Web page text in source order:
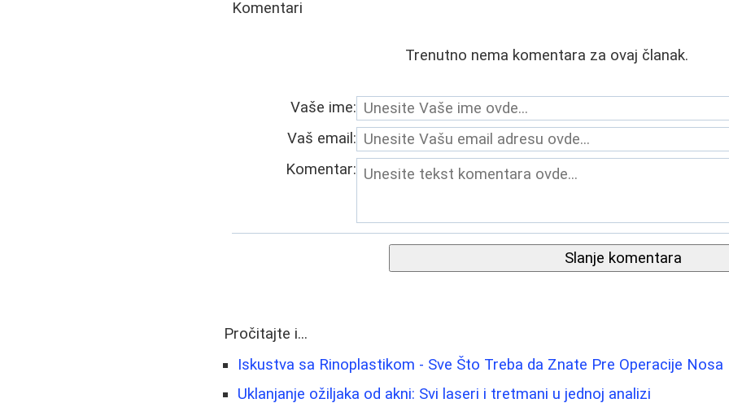
Komentari
Trenutno nema komentara za ovaj članak.
Vaše ime:
Vaš email:
Komentar:
Slanje komentara
Pročitajte i...
Iskustva sa Rinoplastikom - Sve Što Treba da Znate Pre Operacije Nosa
Uklanjanje ožiljaka od akni: Svi laseri i tretmani u jednoj analizi